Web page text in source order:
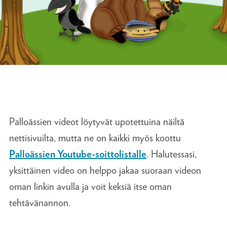
Palloässien videot löytyvät upotettuina näiltä
nettisivuilta, mutta ne on kaikki myös koottu
Palloässien Youtube-soittolistalle. Halutessasi,
yksittäinen video on helppo jakaa suoraan videon
oman linkin avulla ja voit keksiä itse oman
tehtävänannon.